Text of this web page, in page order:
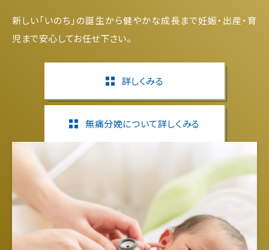
新しい「いのち」の誕生から健やかな成長まで妊娠・出産・育
児まで安心してお任せ下さい。
詳しくみる
無痛分娩について詳しくみる